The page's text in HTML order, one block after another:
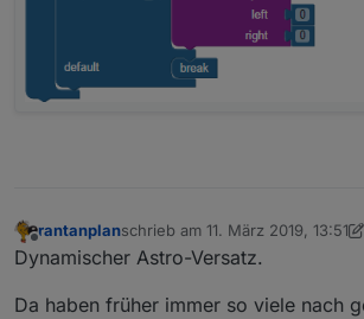
Offline
rantanplanschrieb am 11. März 2019, 13:51
zuletzt editiert von rantanplan 3.
Dynamischer Astro-Versatz.
Da haben früher immer so viele nach